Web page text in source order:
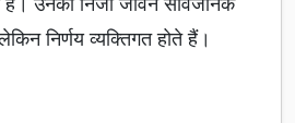
निर्णय व्यक्तिगत होते हैं।